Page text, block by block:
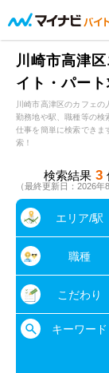
川崎市高津
イト・パー
川崎市高津区のカフェ
勤務地や駅、職種等の検
仕事を簡単に検索できま
索！
検索結果 3
（最終更新日：2026年
エリア/駅
職種
こだわり
キーワード